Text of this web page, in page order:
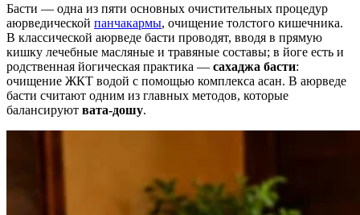
Басти — одна из пяти основных очистительных процедур
аюрведической панчакармы, очищение толстого кишечника.
В классической аюрведе басти проводят, вводя в прямую
кишку лечебные масляные и травяные составы; в йоге есть и
родственная йогическая практика — сахаджа басти:
очищение ЖКТ водой с помощью комплекса асан. В аюрведе
басти считают одним из главных методов, которые
балансируют вата-дошу.